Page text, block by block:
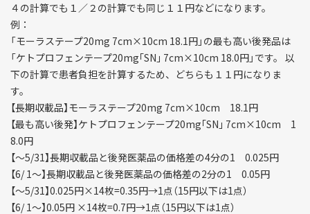
４の計算でも１／２の計算でも同じ１１円などになります。
例：
「モーラステープ20mg 7cm×10cm 18.1円」の最も高い後発品は
「ケトプロフェンテープ20mg｢SN｣ 7cm×10cm 18.0円」です。 以
下の計算で患者負担を計算するため、どちらも１１円になりま
す。
【長期収載品】モーラステープ20mg 7cm×10cm 18.1円
【最も高い後発】ケトプロフェンテープ20mg｢SN｣ 7cm×10cm 1
8.0円
【～5/31】長期収載品と後発医薬品の価格差の4分の1 0.025円
【6/ 1～】長期収載品と後発医薬品の価格差の2分の1 0.05円
【～5/31】0.025円×14枚=0.35円→1点（15円以下は1点）
【6/ 1～】0.05円 ×14枚=0.7円→1点（15円以下は1点）